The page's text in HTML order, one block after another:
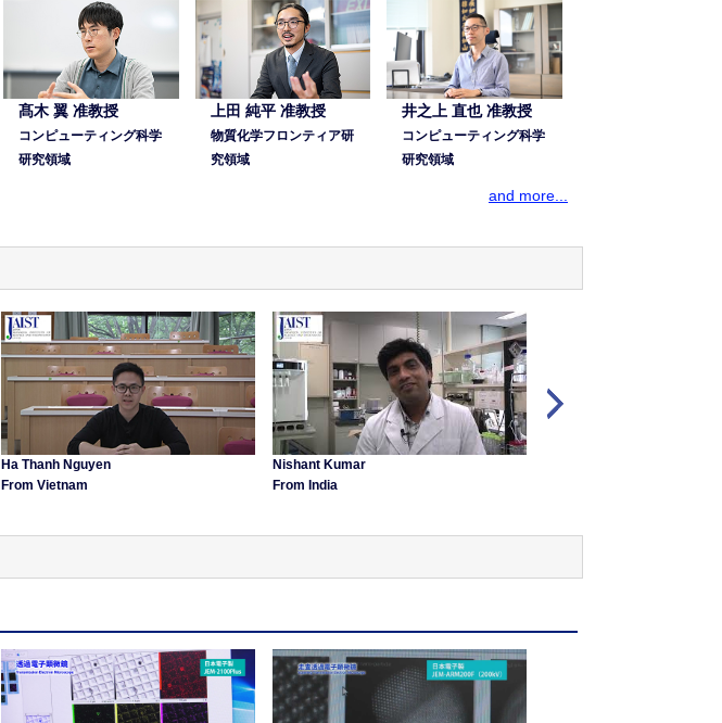
髙木 翼 准教授
コンピューティング科学
研究領域
上田 純平 准教授
物質化学フロンティア研
究領域
井之上 直也 准教授
コンピューティング科学
研究領域
and more...
Ha Thanh Nguyen
From Vietnam
Nishant Kumar
From India